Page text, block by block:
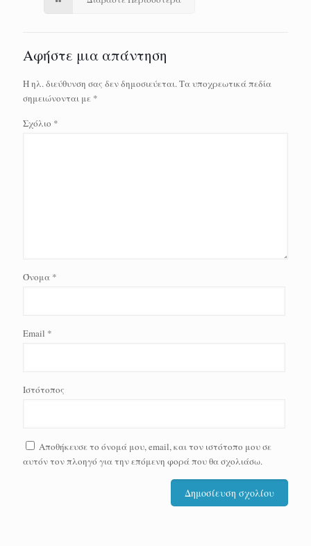
Αφήστε μια απάντηση
Η ηλ. διεύθυνση σας δεν δημοσιεύεται.Τα υποχρεωτικά πεδία
σημειώνονται με *
Σχόλιο *
Όνομα *
Email *
Ιστότοπος
Αποθήκευσε το όνομά μου, email, και τον ιστότοπο μου σε
αυτόν τον πλοηγό για την επόμενη φορά που θα σχολιάσω.